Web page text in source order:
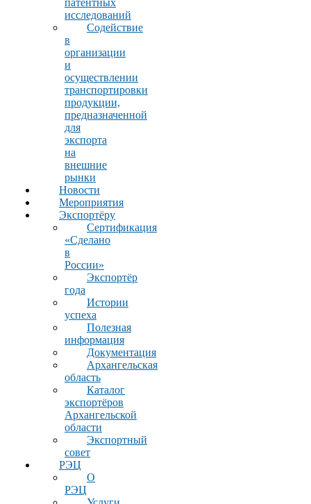
патентных
исследований
Содействие
в
организации
и
осуществлении
транспортировки
продукции,
предназначенной
для
экспорта
на
внешние
рынки
Новости
Мероприятия
Экспортёру
Сертификация
«Сделано
в
России»
Экспортёр
года
Истории
успеха
Полезная
информация
Документация
Архангельская
область
Каталог
экспортёров
Архангельской
области
Экспортный
совет
РЭЦ
О
РЭЦ